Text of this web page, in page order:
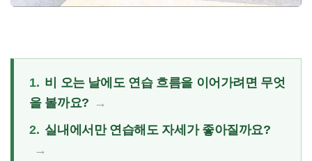
1. 비 오는 날에도 연습 흐름을 이어가려면 무엇
을 볼까요?
2. 실내에서만 연습해도 자세가 좋아질까요?